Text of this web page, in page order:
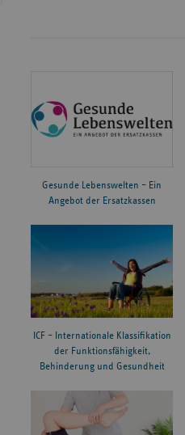
Gesunde Lebenswelten – Ein
Angebot der Ersatzkassen
ICF – Internationale Klassifikation
der Funktionsfähigkeit,
Behinderung und Gesundheit